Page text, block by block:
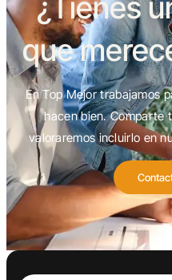
que
En Top Mejor trabajamos
hacen bien. Comparte
valoraremos incluirlo en